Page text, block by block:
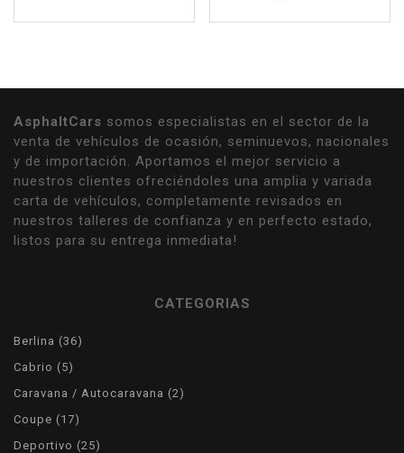
AsphaltCars somos especialistas en el sector de la
venta de vehículos de ocasión, seminuevos, nacionales
y de importación. Aportamos el mejor servicio a
nuestros clientes ofreciéndoles una amplia y variada
carta de vehículos, completamente revisados en
nuestros talleres de confianza y en perfecto estado,
listos para su entrega inmediata!
CATEGORIAS
Berlina 3636
Cabrio 55
Caravana / Autocaravana 2 2
Coupe 1717
Deportivo 2525